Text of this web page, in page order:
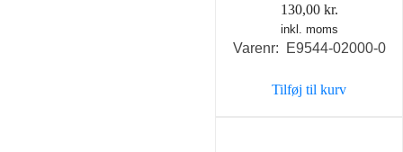
130,00 kr.
inkl. moms
Varenr: E9544-02000-0
Tilføj til kurv